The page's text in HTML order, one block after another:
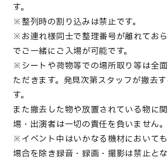
す。
※整列時の割り込みは禁止です。
※お連れ様同士で整理番号が離れてお
でご一緒にご入場が可能です。
※シートや荷物等での場所取り等は全
ただきます。発見次第スタッフが撤去
す。
また撤去した物や放置されている物に
場・出演者は一切の責任を負いません。
※イベント中はいかなる機材において
場合を除き録音・録画・撮影は禁止とな